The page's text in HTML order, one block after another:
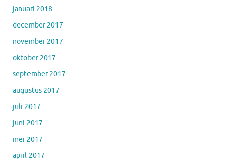
januari 2018
december 2017
november 2017
oktober 2017
september 2017
augustus 2017
juli 2017
juni 2017
mei 2017
april 2017